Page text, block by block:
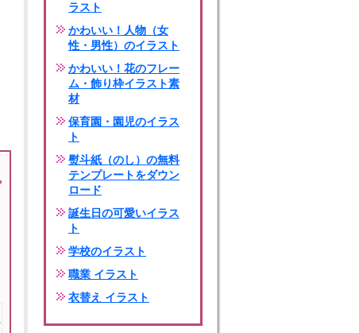
ラスト
かわいい！人物（女
性・男性）のイラスト
かわいい！花のフレー
ム・飾り枠イラスト素
材
保育園・園児のイラス
ト
熨斗紙（のし）の無料
テンプレートをダウン
ロード
誕生日の可愛いイラス
ト
学校のイラスト
職業 イラスト
衣替え イラスト